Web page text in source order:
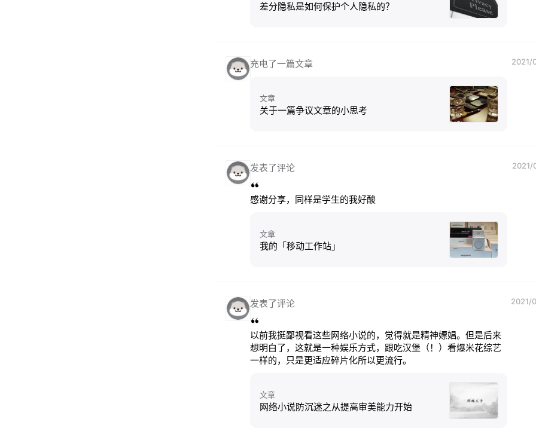
差分隐私是如何保护个人隐私的？
充电了一篇文章 2021/
文章
关于一篇争议文章的小思考
发表了评论 2021/
感谢分享，同样是学生的我好酸
文章
我的「移动工作站」
发表了评论 2021/
以前我挺鄙视看这些网络小说的，觉得就是精神嫖娼。但是后来
想明白了，这就是一种娱乐方式，跟吃汉堡（！）看爆米花综艺
一样的，只是更适应碎片化所以更流行。
文章
网络小说防沉迷之从提高审美能力开始